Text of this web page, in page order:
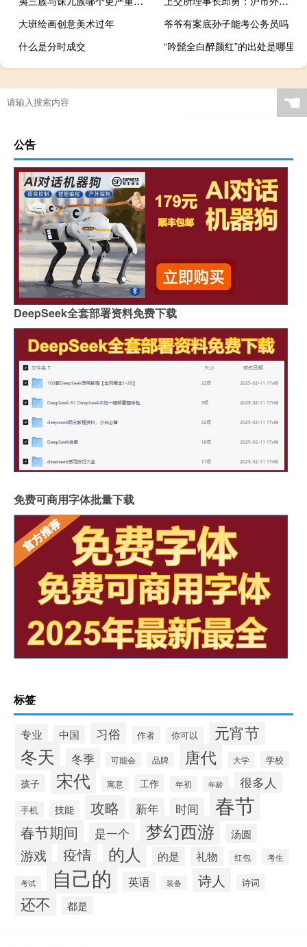
大班绘画创意美术过年
爷爷有案底孙子能考公务员吗
什么是分时成交
“吟髭全白醉颜红”的出处是哪里
☚
公告
DeepSeek全套部署资料免费下载
免费可商用字体批量下载
标签
专业 中国 习俗 作者 你可以 元宵节
冬天 冬季 可能会 品牌 唐代 大学 学校
孩子 宋代 寓意 工作 年初 年龄 很多人
手机 技能 攻略 新年 时间 春节
春节期间 是一个 梦幻西游 汤圆
游戏 疫情 的人 的是 礼物 红包 考生
考试 自己的 英语 装备 诗人 诗词
还不 都是